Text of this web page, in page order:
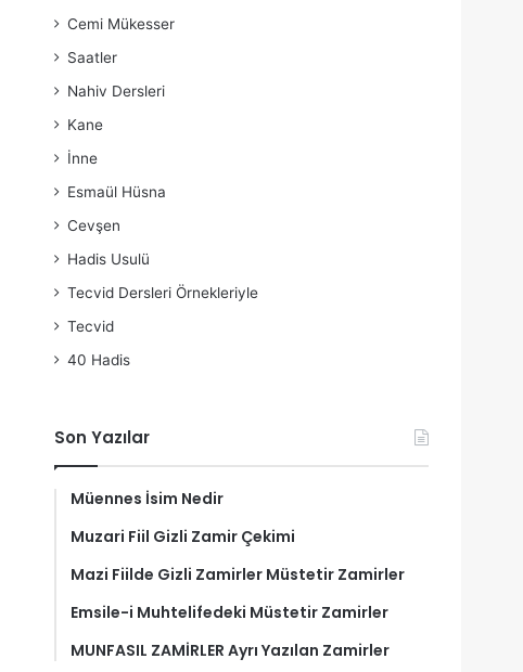
Cemi Mükesser
Saatler
Nahiv Dersleri
Kane
İnne
Esmaül Hüsna
Cevşen
Hadis Usulü
Tecvid Dersleri Örnekleriyle
Tecvid
40 Hadis
Son Yazılar
Müennes İsim Nedir
Muzari Fiil Gizli Zamir Çekimi
Mazi Fiilde Gizli Zamirler Müstetir Zamirler
Emsile-i Muhtelifedeki Müstetir Zamirler
MUNFASIL ZAMİRLER Ayrı Yazılan Zamirler